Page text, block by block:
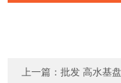
上一篇：批发 高水基